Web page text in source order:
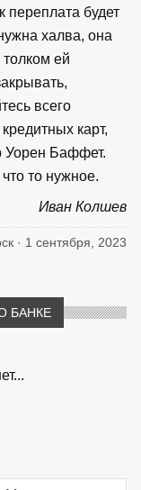
переплата будет
халва, она
ей
всего
карт,
Уорен Баффет.
то нужное.
Иван Колшев
· 1 сентября, 2023
БАНКЕ